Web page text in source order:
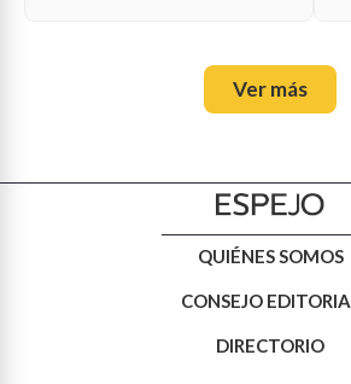
Ver más
QUIÉNES SOMOS
CONSEJO
DIRECTORIO